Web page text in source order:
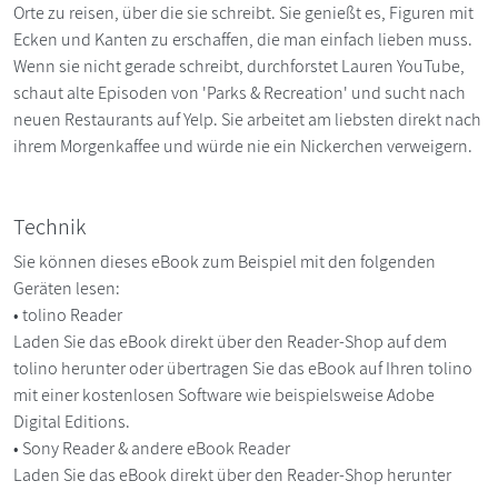
Orte zu reisen, über die sie schreibt. Sie genießt es, Figuren mit
Ecken und Kanten zu erschaffen, die man einfach lieben muss.
Wenn sie nicht gerade schreibt, durchforstet Lauren YouTube,
schaut alte Episoden von 'Parks & Recreation' und sucht nach
neuen Restaurants auf Yelp. Sie arbeitet am liebsten direkt nach
ihrem Morgenkaffee und würde nie ein Nickerchen verweigern.
Technik
Sie können dieses eBook zum Beispiel mit den folgenden
Geräten lesen:
• tolino Reader
Laden Sie das eBook direkt über den Reader-Shop auf dem
tolino herunter oder übertragen Sie das eBook auf Ihren tolino
mit einer kostenlosen Software wie beispielsweise Adobe
Digital Editions.
• Sony Reader & andere eBook Reader
Laden Sie das eBook direkt über den Reader-Shop herunter